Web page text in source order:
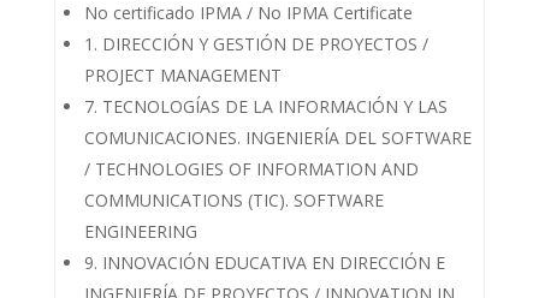
No certificado IPMA / No IPMA Certificate
1. DIRECCIÓN Y GESTIÓN DE PROYECTOS /
PROJECT MANAGEMENT
7. TECNOLOGÍAS DE LA INFORMACIÓN Y LAS
COMUNICACIONES. INGENIERÍA DEL SOFTWARE
/ TECHNOLOGIES OF INFORMATION AND
COMMUNICATIONS (TIC). SOFTWARE
ENGINEERING
9. INNOVACIÓN EDUCATIVA EN DIRECCIÓN E